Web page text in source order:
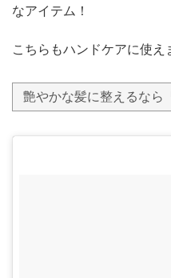
なアイテム！
こちらもハンドケアに使
艶やかな髪に整えるなら